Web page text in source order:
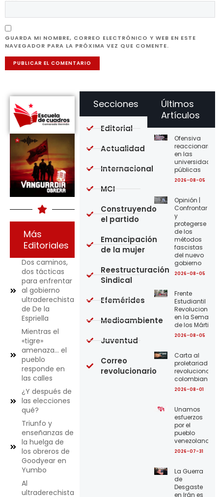
GUARDA MI NOMBRE, CORREO ELECTRÓNICO Y WEB EN ESTE
NAVEGADOR PARA LA PRÓXIMA VEZ QUE COMENTE.
Más
Editoriales
Dos caminos,
dos tácticas
para enfrentar
al gobierno
ultraderechista
de De la
Espriella
Mientras el
«tigre»
amenaza… el
pueblo
responde en
las calles
¿Y después de
las elecciones
qué?
Triunfo y
enseñanzas de
la huelga de
los obreros de
Goodyear en
Yumbo
Al
ultraderechista
Últimos
Artículos
Ofensiva
reaccionaria
en las
universidades
públicas
2026-08-05
Opinión |
Confrontar
y
protegerse
de los
métodos
fascistas
del nuevo
gobierno
2026-08-05
Frente
Estudiantil
Revolucionario
en la Semana
de los Mártires
2026-08-05
Carta al
proletariado
revolucionario
colombiano
2026-08-01
Unamos
esfuerzos
por el
pueblo
venezolano
2026-07-31
La Guerra
de
Desgaste
en Irán es
Secciones
Editorial
Actualidad
Internacional
MCI
Construyendo
el partido
Emancipación
de la mujer
Reestructuración
Sindical
Efemérides
Medioambiente
Juventud
Correo
revolucionario